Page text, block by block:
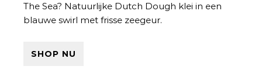
The Sea? Natuurlijke Dutch Dough klei in een
blauwe swirl met frisse zeegeur.
SHOP NU